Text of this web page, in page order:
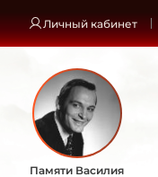
Личный кабинет
Памяти Василия